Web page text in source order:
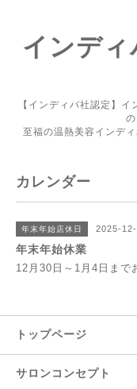
インデ
【インディバ社認定】
至福の温熱美容インデ
カレンダー
年末年始店休日 2025-
年末年始休業
12月30日～1月4日まで
トップページ
サロンコンセプト